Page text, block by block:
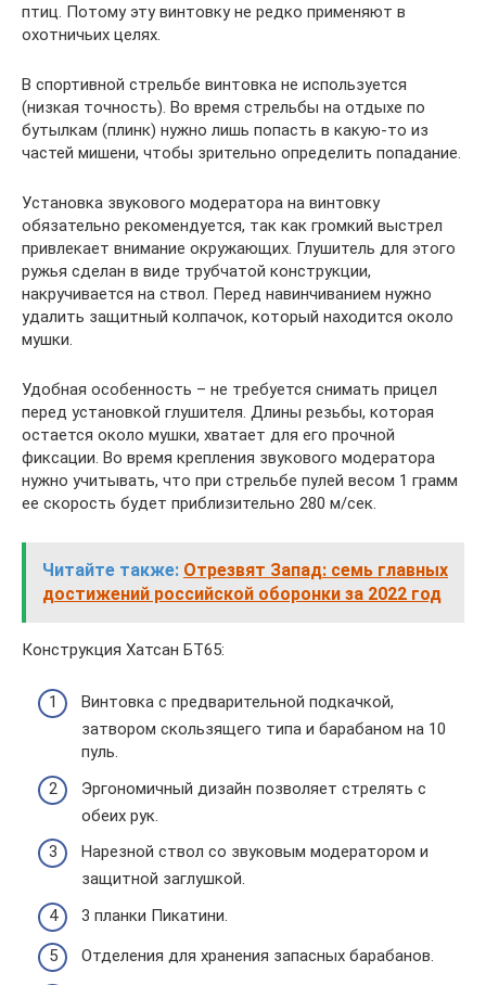
птиц. Потому эту винтовку не редко применяют в
охотничьих целях.
В спортивной стрельбе винтовка не используется
(низкая точность). Во время стрельбы на отдыхе по
бутылкам (плинк) нужно лишь попасть в какую-то из
частей мишени, чтобы зрительно определить попадание.
Установка звукового модератора на винтовку
обязательно рекомендуется, так как громкий выстрел
привлекает внимание окружающих. Глушитель для этого
ружья сделан в виде трубчатой конструкции,
накручивается на ствол. Перед навинчиванием нужно
удалить защитный колпачок, который находится около
мушки.
Удобная особенность – не требуется снимать прицел
перед установкой глушителя. Длины резьбы, которая
остается около мушки, хватает для его прочной
фиксации. Во время крепления звукового модератора
нужно учитывать, что при стрельбе пулей весом 1 грамм
ее скорость будет приблизительно 280 м/сек.
Читайте также: Отрезвят Запад: семь главных
достижений российской оборонки за 2022 год
Конструкция Хатсан БТ65:
Винтовка с предварительной подкачкой,
затвором скользящего типа и барабаном на 10
пуль.
Эргономичный дизайн позволяет стрелять с
обеих рук.
Нарезной ствол со звуковым модератором и
защитной заглушкой.
3 планки Пикатини.
Отделения для хранения запасных барабанов.